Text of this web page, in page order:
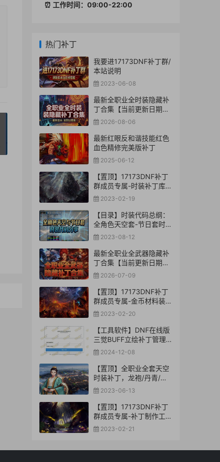
⏰ 工作时间：09:00-22:00
热门补丁
我要进17173DNF补丁群/
本站说明
2023-06-08
最新全职业全时装隐藏补
丁合集【当前更新日期：
2026-8-06】
2026-08-06
最新红眼反和谐技能红色
血色精修完美版补丁
2025-06-12
【置顶】17173DNF补丁
群成员专属-时装补丁库
【合集下载】
2023-02-19
【目录】时装代码总纲：
全角色天空套-节日套时装
代码分享
2023-08-12
最新全职业全武器隐藏补
丁合集【当前更新日期：
2026-7-09】
2026-07-09
【置顶】17173DNF补丁
群成员专属-金币材料装备
司南玉荣辟邪玉未央补丁
库【合集下载】
2023-02-20
【工具软件】DNF在线版
三觉BUFF立绘补丁管理
转换工具
2024-12-08
【置顶】全职业全套天空
时装补丁，龙袍/丹青/鸟
人/神器/深渊骑士-等等
2023-06-13
【置顶】17173DNF补丁
群成员专属-补丁制作工具
库【合集下载】
2023-02-21